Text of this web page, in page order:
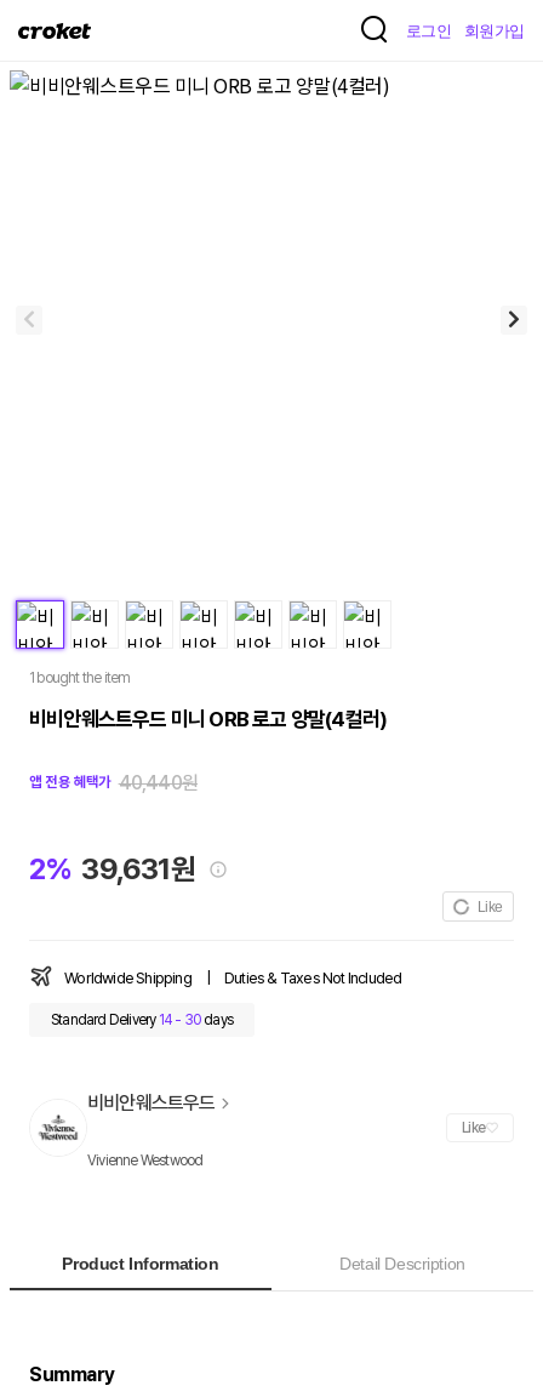
크
켓
로그인 회원가입
1 bought the item
비비안웨스트우드 미니 ORB 로고 양말(4컬러)
앱 전용 혜택가 40,440원
2% 39,631원
Like
Worldwide Shipping Duties & Taxes Not Included
Standard Delivery 14 - 30 days
비비안웨스트우드
Vivienne Westwood
Like
Product Information Detail Description
Summary